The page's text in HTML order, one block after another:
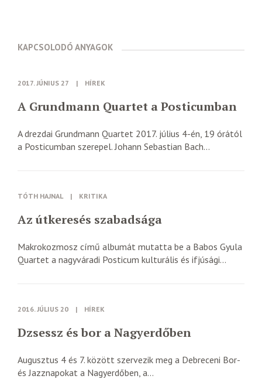
KAPCSOLODÓ ANYAGOK
2017. JÚNIUS 27 | HÍREK
A Grundmann Quartet a Posticumban
A drezdai Grundmann Quartet 2017. július 4-én, 19 órától
a Posticumban szerepel. Johann Sebastian Bach...
TÓTH HAJNAL | KRITIKA
Az útkeresés szabadsága
Makrokozmosz című albumát mutatta be a Babos Gyula
Quartet a nagyváradi Posticum kulturális és ifjúsági...
2016. JÚLIUS 20 | HÍREK
Dzsessz és bor a Nagyerdőben
Augusztus 4 és 7. között szervezik meg a Debreceni Bor-
és Jazznapokat a Nagyerdőben, a...